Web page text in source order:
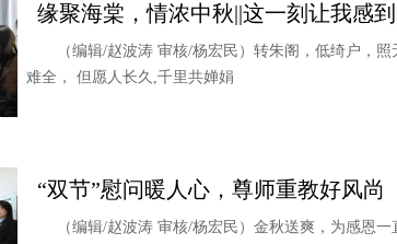
缘聚海棠，情浓中秋||这一刻让我感
（编辑/赵波涛 审核/杨宏民）转朱阁，低绮户，
难全， 但愿人长久,千里共婵娟
“双节”慰问暖人心，尊师重教好风尚
（编辑/赵波涛 审核/杨宏民）金秋送爽，为感恩